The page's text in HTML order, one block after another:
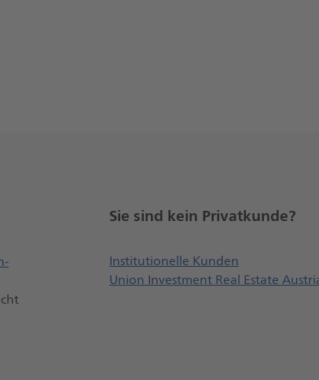
Sie sind kein Privatkunde?
Institutionelle Kunden
Union Investment Real Estate